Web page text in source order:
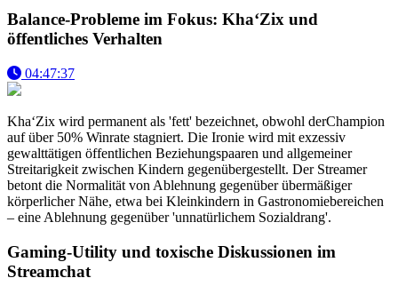
Balance-Probleme im Fokus: Kha‘Zix und
öffentliches Verhalten
04:47:37
Kha‘Zix wird permanent als 'fett' bezeichnet, obwohl derChampion
auf über 50% Winrate stagniert. Die Ironie wird mit exzessiv
gewalttätigen öffentlichen Beziehungspaaren und allgemeiner
Streitarigkeit zwischen Kindern gegenübergestellt. Der Streamer
betont die Normalität von Ablehnung gegenüber übermäßiger
körperlicher Nähe, etwa bei Kleinkindern in Gastronomiebereichen
– eine Ablehnung gegenüber 'unnatürlichem Sozialdrang'.
Gaming-Utility und toxische Diskussionen im
Streamchat